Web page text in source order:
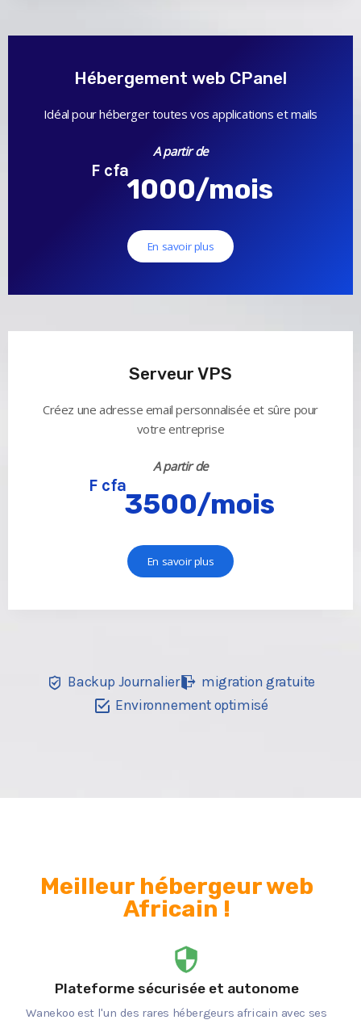
Hébergement web CPanel
Idéal pour héberger toutes vos applications et mails
A partir de
F cfa
1000/mois
En savoir plus
Serveur VPS
Créez une adresse email personnalisée et sûre pour
votre entreprise
A partir de
F cfa
3500/mois
En savoir plus
Backup Journalier
migration gratuite
Environnement optimisé
Meilleur hébergeur web
Africain !
Plateforme sécurisée et autonome
Wanekoo est l'un des rares hébergeurs africain avec ses